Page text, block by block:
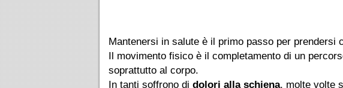
Mantenersi in salute è il primo passo per prendersi
Il movimento fisico è il completamento di un
soprattutto al corpo.
In tanti soffrono di dolori alla schiena, molte volte